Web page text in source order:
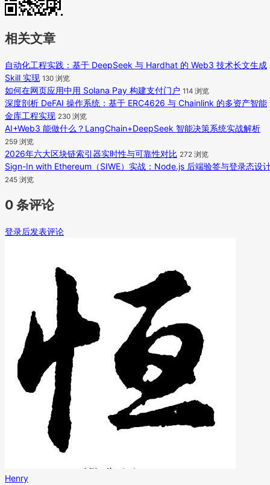
相关文章
自动化工程实践：基于 DeepSeek 与 Hardhat 的 Web3 技术长文生成
Skill 实现 130 浏览
如何在网页应用中用 Solana Pay 构建支付门户 114 浏览
深度剖析 DeFAI 操作系统：基于 ERC4626 与 Chainlink 的多资产智能
金库工程实现 230 浏览
AI+Web3 能做什么？LangChain+DeepSeek 智能决策系统实战解析
259 浏览
2026年六大区块链索引器实时性与可靠性对比 272 浏览
Sign-In with Ethereum（SIWE）实战：Node.js 后端验签与登录态设
245 浏览
0 条评论
登录后发表评论
Henry